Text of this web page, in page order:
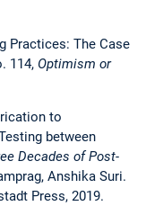
Practices: The Case
114, Optimism or
to
between
Decades of Post-
Anshika Suri.
Press, 2019.